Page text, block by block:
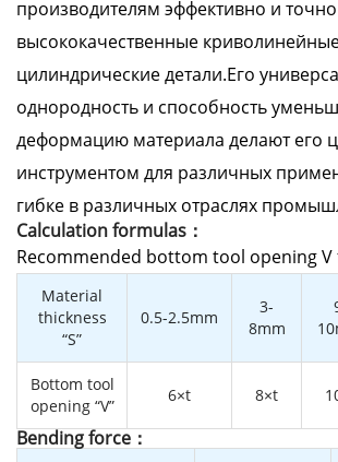
производителям эффективно и точно
высококачественные
цилиндрические детали.Его
однородность и способность
деформацию материала делают его
инструментом для различных
гибке в различных отраслях
Calculation formulas：
Recommended bottom tool opening
Material
thickness
“S”
0.5-2.5mm
3-
8mm
Bottom tool
opening “V”
6×t 8×t
Bending force：